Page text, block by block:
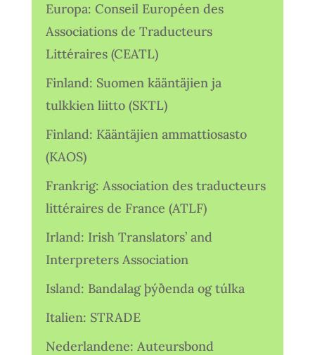
Europa: Conseil Européen des
Associations de Traducteurs
Littéraires (CEATL)
Finland: Suomen kääntäjien ja
tulkkien liitto (SKTL)
Finland: Kääntäjien ammattiosasto
(KAOS)
Frankrig: Association des traducteurs
littéraires de France (ATLF)
Irland: Irish Translators’ and
Interpreters Association
Island: Bandalag þýðenda og túlka
Italien: STRADE
Nederlandene: Auteursbond